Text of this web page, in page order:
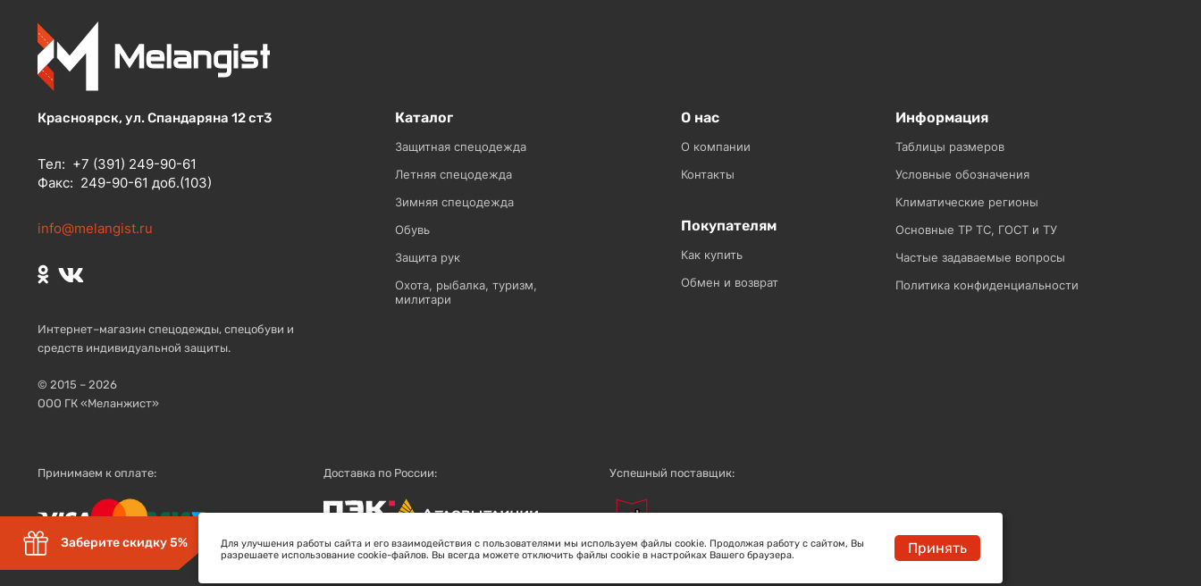
Заберите скидку 5%
Красноярск, ул. Спандаряна 12 ст3
Тел: +7 (391) 249-90-61
Факс: 249-90-61 доб.(103)
info@melangist.ru
Интернет–магазин спецодежды, спецобуви и
средств индивидуальной защиты.
© 2015 – 2026
ООО ГК «Меланжист»
Каталог
Защитная спецодежда
Летняя спецодежда
Зимняя спецодежда
Обувь
Защита рук
Охота, рыбалка, туризм,
милитари
О нас
О компании
Контакты
Покупателям
Как купить
Обмен и возврат
Информация
Таблицы размеров
Условные обозначения
Климатические регионы
Основные ТР ТС, ГОСТ и ТУ
Частые задаваемые вопросы
Политика конфиденциальности
Принимаем к оплате: Доставка по России: Успешный поставщик:
Для улучшения работы сайта и его взаимодействия с пользователями мы используем файлы cookie. Продолжая работу с сайтом, Вы
разрешаете использование cookie-файлов. Вы всегда можете отключить файлы cookie в настройках Вашего браузера.
Принять